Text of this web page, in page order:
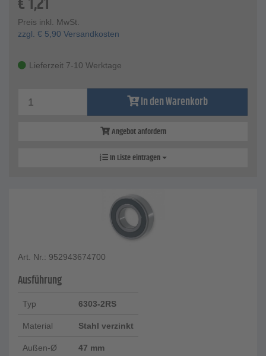
Preis inkl. MwSt.
zzgl. € 5,90 Versandkosten
Lieferzeit 7-10 Werktage
In den Warenkorb
Angebot anfordern
In Liste eintragen
Art. Nr.: 952943674700
Ausführung
Typ 6303-2RS
Material Stahl verzinkt
Außen-Ø 47 mm